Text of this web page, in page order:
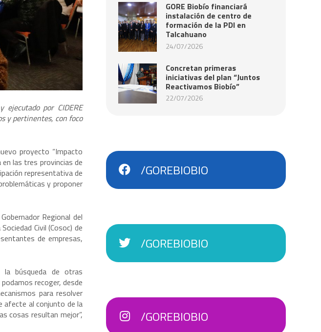
ejecutado por CIDERE
y pertinentes, con foco
proyecto “Impacto
en las tres provincias de
representativa de
y proponer
Regional del
Civil (Cosoc) de
de empresas,
la búsqueda de otras
recoger, desde
para resolver
afecte al conjunto de la
cosas resultan mejor”,
GORE Biobío financiará
instalación de centro de
formación de la PDI en
Talcahuano
24/07/2026
Concretan primeras
iniciativas del plan “Juntos
Reactivamos Biobío”
22/07/2026
/GOREBIOBIO
/GOREBIOBIO
/GOREBIOBIO